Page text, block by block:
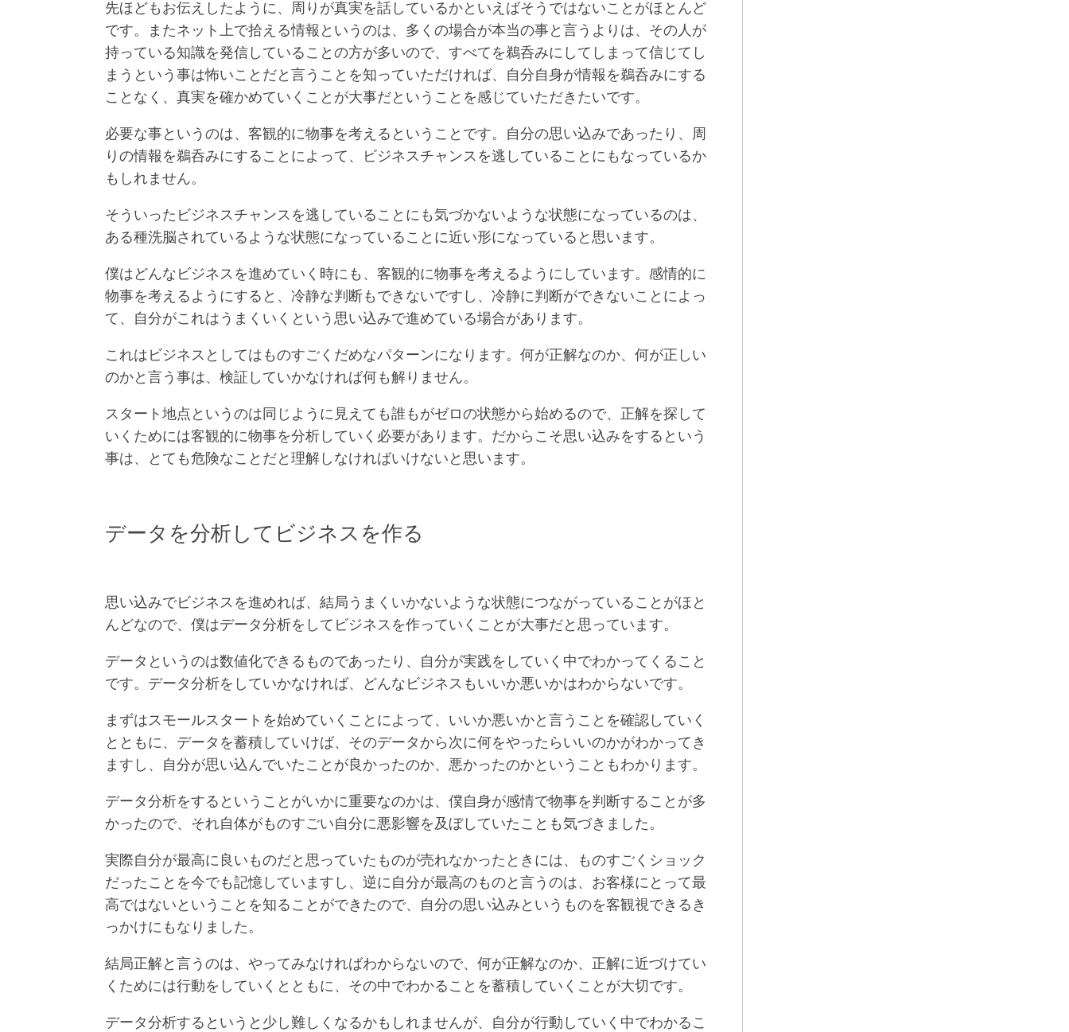
先ほどもお伝えしたように、周りが真実を話しているかといえばそうではないことがほとんど
です。またネット上で拾える情報というのは、多くの場合が本当の事と言うよりは、その人が
持っている知識を発信していることの方が多いので、すべてを鵜呑みにしてしまって信じてし
まうという事は怖いことだと言うことを知っていただければ、自分自身が情報を鵜呑みにする
ことなく、真実を確かめていくことが大事だということを感じていただきたいです。
必要な事というのは、客観的に物事を考えるということです。自分の思い込みであったり、周
りの情報を鵜呑みにすることによって、ビジネスチャンスを逃していることにもなっているか
もしれません。
そういったビジネスチャンスを逃していることにも気づかないような状態になっているのは、
ある種洗脳されているような状態になっていることに近い形になっていると思います。
僕はどんなビジネスを進めていく時にも、客観的に物事を考えるようにしています。感情的に
物事を考えるようにすると、冷静な判断もできないですし、冷静に判断ができないことによっ
て、自分がこれはうまくいくという思い込みで進めている場合があります。
これはビジネスとしてはものすごくだめなパターンになります。何が正解なのか、何が正しい
のかと言う事は、検証していかなければ何も解りません。
スタート地点というのは同じように見えても誰もがゼロの状態から始めるので、正解を探して
いくためには客観的に物事を分析していく必要があります。だからこそ思い込みをするという
事は、とても危険なことだと理解しなければいけないと思います。
データを分析してビジネスを作る
思い込みでビジネスを進めれば、結局うまくいかないような状態につながっていることがほと
んどなので、僕はデータ分析をしてビジネスを作っていくことが大事だと思っています。
データというのは数値化できるものであったり、自分が実践をしていく中でわかってくること
です。データ分析をしていかなければ、どんなビジネスもいいか悪いかはわからないです。
まずはスモールスタートを始めていくことによって、いいか悪いかと言うことを確認していく
とともに、データを蓄積していけば、そのデータから次に何をやったらいいのかがわかってき
ますし、自分が思い込んでいたことが良かったのか、悪かったのかということもわかります。
データ分析をするということがいかに重要なのかは、僕自身が感情で物事を判断することが多
かったので、それ自体がものすごい自分に悪影響を及ぼしていたことも気づきました。
実際自分が最高に良いものだと思っていたものが売れなかったときには、ものすごくショック
だったことを今でも記憶していますし、逆に自分が最高のものと言うのは、お客様にとって最
高ではないということを知ることができたので、自分の思い込みというものを客観視できるき
っかけにもなりました。
結局正解と言うのは、やってみなければわからないので、何が正解なのか、正解に近づけてい
くためには行動をしていくとともに、その中でわかることを蓄積していくことが大切です。
データ分析するというと少し難しくなるかもしれませんが、自分が行動していく中でわかるこ